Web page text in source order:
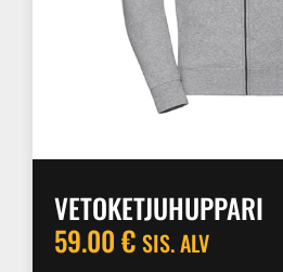
VETOKETJUHUPPARI
59.00€ SIS. ALV